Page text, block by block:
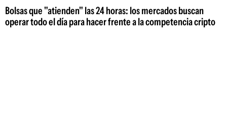
Bolsas que "atienden" las 24 horas: los mercados buscan
operar todo el día para hacer frente a la competencia cripto